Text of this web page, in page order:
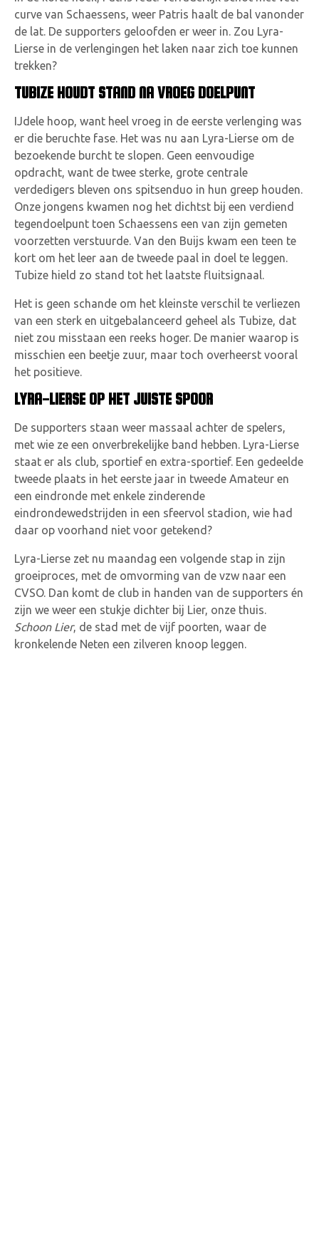
curve van Schaessens, weer Patris haalt de bal vanonder
de lat. De supporters geloofden er weer in. Zou Lyra-
Lierse in de verlengingen het laken naar zich toe kunnen
trekken?
TUBIZE HOUDT STAND NA VROEG DOELPUNT
IJdele hoop, want heel vroeg in de eerste verlenging was
er die beruchte fase. Het was nu aan Lyra-Lierse om de
bezoekende burcht te slopen. Geen eenvoudige
opdracht, want de twee sterke, grote centrale
verdedigers bleven ons spitsenduo in hun greep houden.
Onze jongens kwamen nog het dichtst bij een verdiend
tegendoelpunt toen Schaessens een van zijn gemeten
voorzetten verstuurde. Van den Buijs kwam een teen te
kort om het leer aan de tweede paal in doel te leggen.
Tubize hield zo stand tot het laatste fluitsignaal.
Het is geen schande om het kleinste verschil te verliezen
van een sterk en uitgebalanceerd geheel als Tubize, dat
niet zou misstaan een reeks hoger. De manier waarop is
misschien een beetje zuur, maar toch overheerst vooral
het positieve.
LYRA-LIERSE OP HET JUISTE SPOOR
De supporters staan weer massaal achter de spelers,
met wie ze een onverbrekelijke band hebben. Lyra-Lierse
staat er als club, sportief en extra-sportief. Een gedeelde
tweede plaats in het eerste jaar in tweede Amateur en
een eindronde met enkele zinderende
eindrondewedstrijden in een sfeervol stadion, wie had
daar op voorhand niet voor getekend?
Lyra-Lierse zet nu maandag een volgende stap in zijn
groeiproces, met de omvorming van de vzw naar een
CVSO. Dan komt de club in handen van de supporters én
zijn we weer een stukje dichter bij Lier, onze thuis.
Schoon Lier, de stad met de vijf poorten, waar de
kronkelende Neten een zilveren knoop leggen.